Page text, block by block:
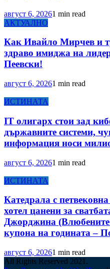
август 6, 20261 min read
АКТУАЛНО
Как Ивайло Мирчев и
здраво имиджа на
Пеевски!
август 6, 20261 min read
ИСТИНАТА
IT олигарх стои зад
държавните системи,
информация носи
август 6, 20261 min read
ИСТИНАТА
Катедрала с
хотел цанени за
Джорджина
купона на годината –
август 6, 20261 min read
All Rights Reserved 2021.